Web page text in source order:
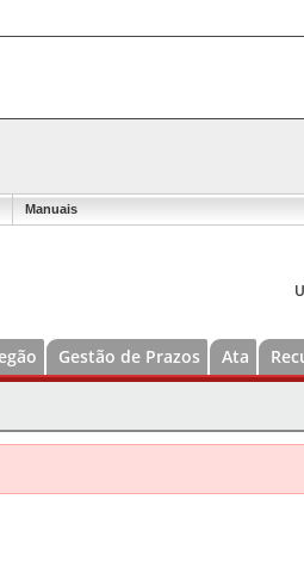
Manuais
Gestão de Prazos Ata